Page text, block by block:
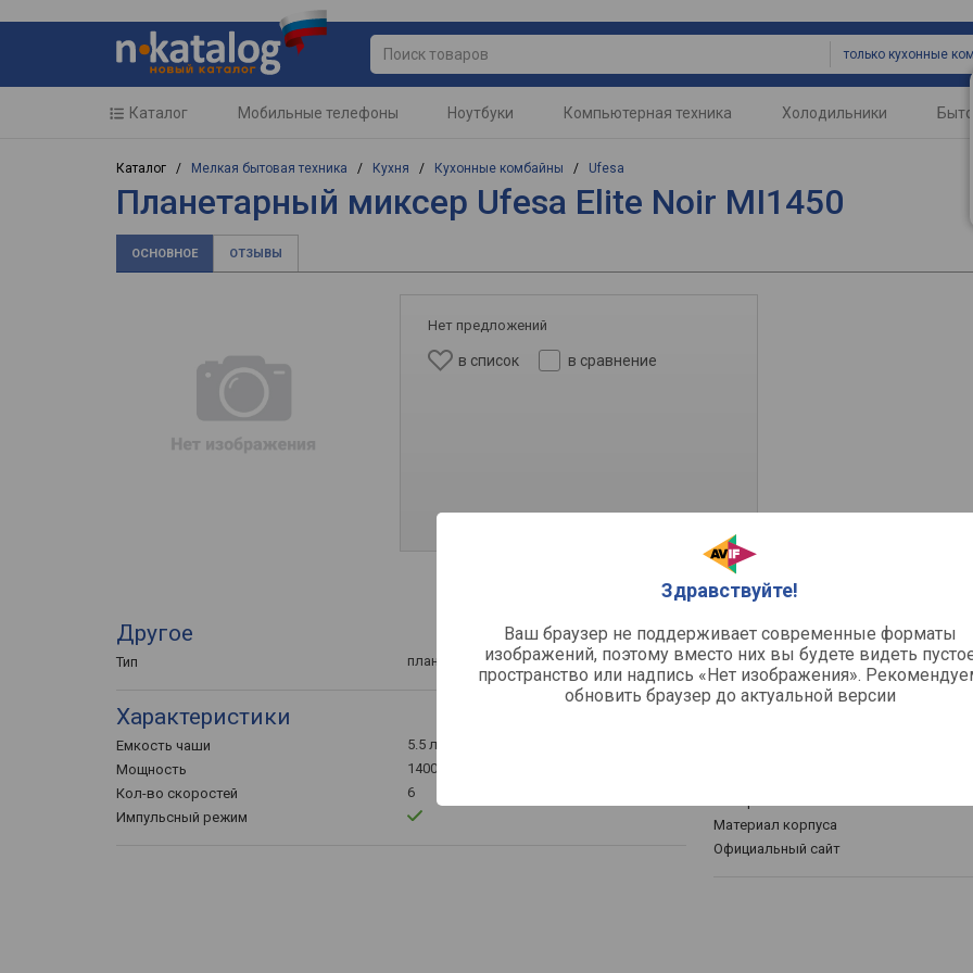
Здравствуйте!
Ваш браузер не поддерживает современные форматы
изображений, поэтому вместо них вы будете видеть
пространство или надпись «Нет изображения».
обновить браузер до актуальной версии
Каталог Мобильные телефоны Ноутбуки Компьютерная техника Холодильники
Каталог / Мелкая бытовая техника / Кухня / Кухонные комбайны / Ufesa
Планетарный миксер Ufesa Elite Noir MI1450
ОСНОВНОЕ ОТЗЫВЫ
Нет предложений
в список в сравнение
Другое
Тип планетарный миксер
Характеристики
Емкость чаши
5.5 л
Мощность
1400 Вт
Кол-во скоростей
6
Импульсный режим
Комплектация
Насадки
Аксессуары
Материал корпуса
Официальный сайт